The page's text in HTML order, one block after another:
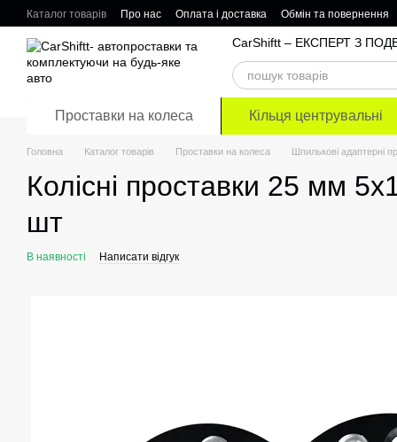
Перейти до основного контенту
Каталог товарів Про нас Оплата і доставка Обмін та повернення
CarShiftt – ЕКСПЕРТ З
Проставки на колеса Кільця центрувальні
Головна Каталог товарів Проставки на колеса Шпилькові адаптерні
Колісні проставки 25 мм
шт
В наявності Написати відгук